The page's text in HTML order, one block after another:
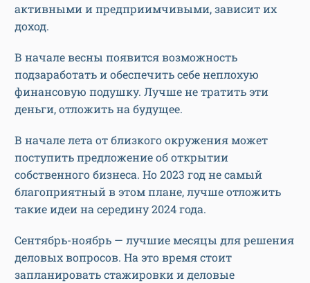
активными и предприимчивыми, зависит их
доход.
В начале весны появится возможность
подзаработать и обеспечить себе неплохую
финансовую подушку. Лучше не тратить эти
деньги, отложить на будущее.
В начале лета от близкого окружения может
поступить предложение об открытии
собственного бизнеса. Но 2023 год не самый
благоприятный в этом плане, лучше отложить
такие идеи на середину 2024 года.
Сентябрь-ноябрь — лучшие месяцы для решения
деловых вопросов. На это время стоит
запланировать стажировки и деловые